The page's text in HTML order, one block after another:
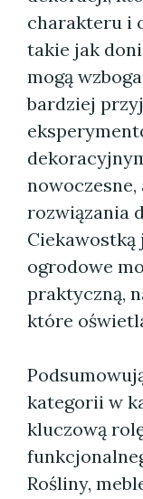
charakteru i
takie jak
mogą
bardziej
nowoczesne,
rozwiązania
Ciekawostką
ogrodowe
praktyczną,
które
kategorii w
kluczową
Rośliny,